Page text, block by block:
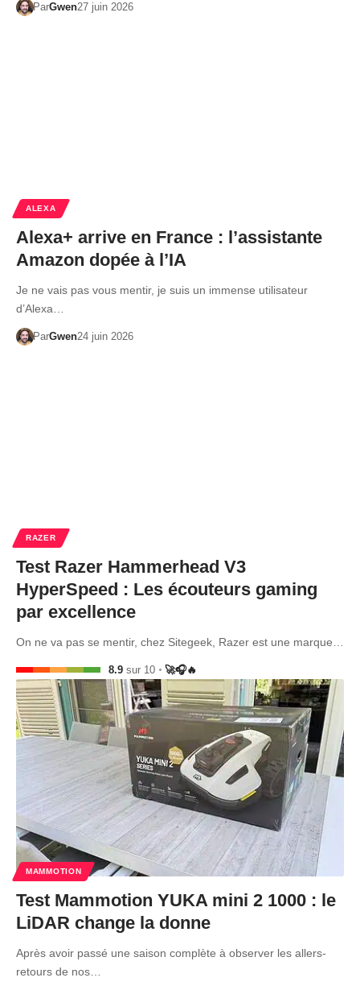
ParGwen27 juin 2026
ALEXA
Alexa+ arrive en France : l’assistante
Amazon dopée à l’IA
Je ne vais pas vous mentir, je suis un immense utilisateur
d’Alexa…
ParGwen24 juin 2026
RAZER
Test Razer Hammerhead V3
HyperSpeed : Les écouteurs gaming
par excellence
On ne va pas se mentir, chez Sitegeek, Razer est une marque…
8.9 sur 10 🚀🎧🔥
MAMMOTION
Test Mammotion YUKA mini 2 1000 : le
LiDAR change la donne
Après avoir passé une saison complète à observer les allers-
retours de nos…